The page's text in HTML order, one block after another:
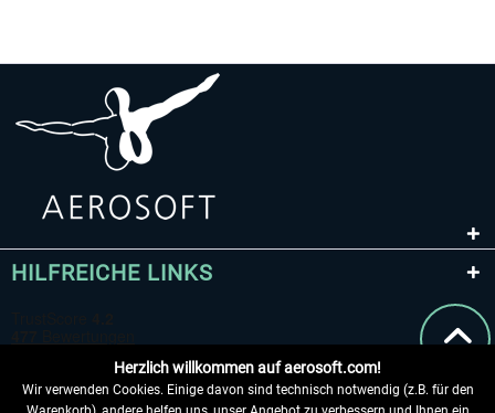
HILFREICHE LINKS
Herzlich willkommen auf aerosoft.com!
Wir verwenden Cookies. Einige davon sind technisch notwendig (z.B. für den